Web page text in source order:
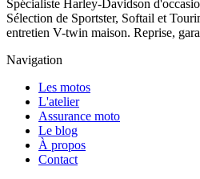
Spécialiste Harley-Davidson
Sélection de Sportster, Softail et
entretien V-twin maison. Reprise,
Navigation
Les motos
L'atelier
Assurance moto
Le blog
À propos
Contact